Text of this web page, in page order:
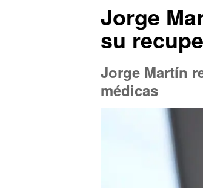
Jorge
su
Jorge Martín
médicas